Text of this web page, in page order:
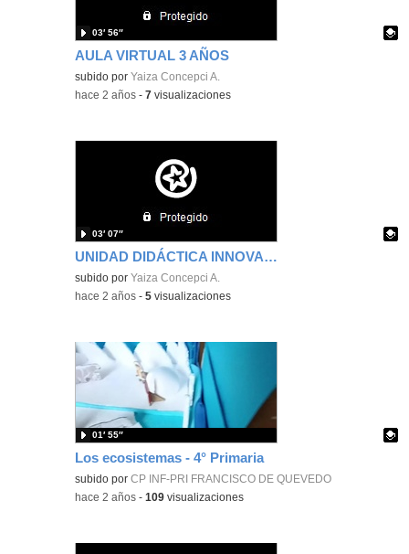
AULA VIRTUAL 3 AÑOS
Contenido educativo.
subido por Yaiza Concepci A.
03′ 56″
-hace 2 años -7 visualizaciones
UNIDAD DIDÁCTICA INNOVACIÓN EDUCATIVA
Contenido educativo.
subido por Yaiza Concepci A.
03′ 07″
-hace 2 años -5 visualizaciones
Los ecosistemas - 4° Primaria
Contenido educativo.
subido porCP INF-PRI FRANCISCO DE QUEVEDO
01′ 55″
-hace 2 años -109 visualizaciones